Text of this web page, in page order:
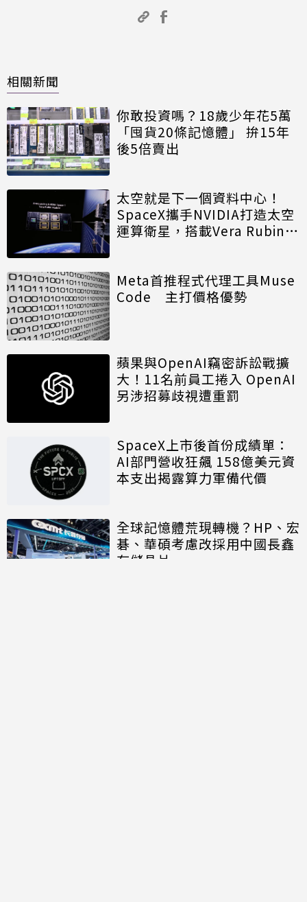
相關新聞
你敢投資嗎？18歲少年花5萬
「囤貨20條記憶體」 拚15年
後5倍賣出
太空就是下一個資料中心！
SpaceX攜手NVIDIA打造太空
運算衛星，搭載Vera Rubin運
Meta首推程式代理工具Muse
Code 主打價格優勢
蘋果與OpenAI竊密訴訟戰擴
大！11名前員工捲入 OpenAI
另涉招募歧視遭重罰
SpaceX上市後首份成績單：
AI部門營收狂飆 158億美元資
本支出揭露算力軍備代價
全球記憶體荒現轉機？HP、宏
碁、華碩考慮改採用中國長鑫
存儲晶片